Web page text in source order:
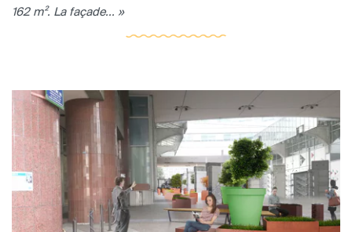
162 m². La façade... »